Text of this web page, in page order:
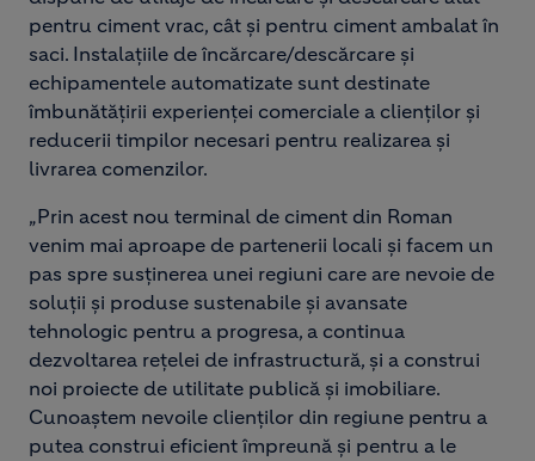
pentru ciment vrac, cât și pentru ciment ambalat în
saci. Instalațiile de încărcare/descărcare și
echipamentele automatizate sunt destinate
îmbunătățirii experienței comerciale a clienților și
reducerii timpilor necesari pentru realizarea și
livrarea comenzilor.
„Prin acest nou terminal de ciment din Roman
venim mai aproape de partenerii locali și facem un
pas spre susținerea unei regiuni care are nevoie de
soluții și produse sustenabile și avansate
tehnologic pentru a progresa, a continua
dezvoltarea rețelei de infrastructură, și a construi
noi proiecte de utilitate publică și imobiliare.
Cunoaștem nevoile clienților din regiune pentru a
putea construi eficient împreună și pentru a le